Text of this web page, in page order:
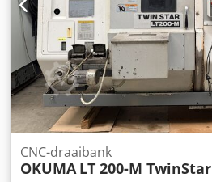
CNC-draaibank
OKUMA LT 200-M TwinStar